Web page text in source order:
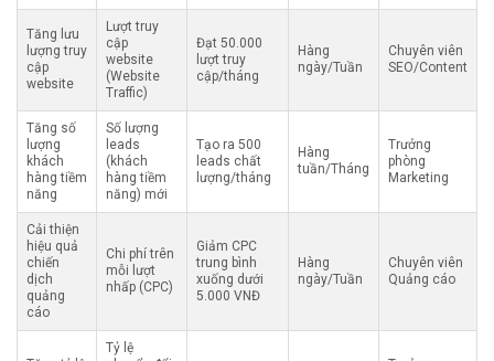
Tăng lưu
lượng truy
cập
website
Lượt truy
cập
website
(Website
Traffic)
Đạt 50.000
lượt truy
cập/tháng
Hàng
ngày/Tuần
Chuyên viên
SEO/Content
Tăng số
lượng
khách
hàng tiềm
năng
Số lượng
leads
(khách
hàng tiềm
năng) mới
Tạo ra 500
leads chất
lượng/tháng
Hàng
tuần/Tháng
Trưởng
phòng
Marketing
Cải thiện
hiệu quả
chiến
dịch
quảng
cáo
Chi phí trên
mỗi lượt
nhấp (CPC)
Giảm CPC
trung bình
xuống dưới
5.000 VNĐ
Hàng
ngày/Tuần
Chuyên viên
Quảng cáo
Tỷ lệ